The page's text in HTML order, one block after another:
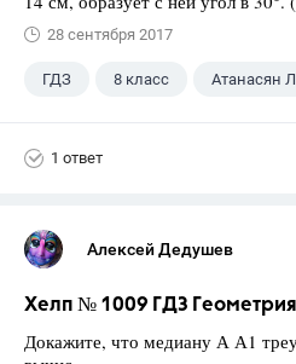
28 сентября 2017
ГДЗ 8 класс Атанасян
1 ответ
Алексей Дедушев
Хелп № 1009 ГДЗ
Докажите, что медиану А А1